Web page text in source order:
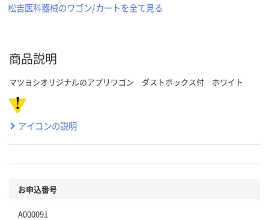
松吉医科器械のワゴン/カートを全て見る
商品説明
マツヨシオリジナルのアプリワゴン ダストボックス付 ホワイト
アイコンの説明
お申込番号
A000091